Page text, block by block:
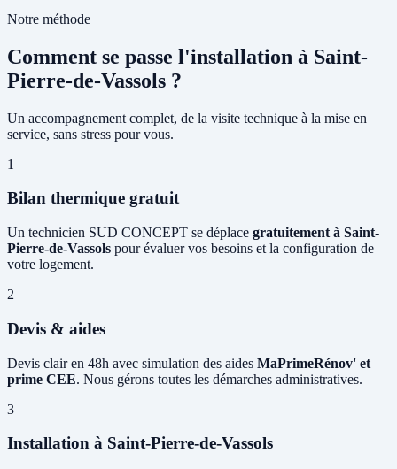
Notre méthode
Comment se passe l'installation à Saint-
Pierre-de-Vassols ?
Un accompagnement complet, de la visite technique à la mise en
service, sans stress pour vous.
1
Bilan thermique gratuit
Un technicien SUD CONCEPT se déplace gratuitement à Saint-
Pierre-de-Vassols pour évaluer vos besoins et la configuration de
votre logement.
2
Devis & aides
Devis clair en 48h avec simulation des aides MaPrimeRénov' et
prime CEE. Nous gérons toutes les démarches administratives.
3
Installation à Saint-Pierre-de-Vassols